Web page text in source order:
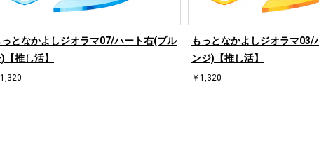
っとなかよしジオラマ07/ハート右(ブル
【推し活】
1,320
もっとなかよしジオラマ03/
ンジ)【推し活】
￥1,320